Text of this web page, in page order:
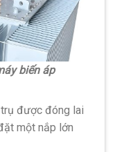
biến áp
được đóng lai
một nắp lớn